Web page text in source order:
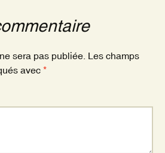
sera pas publiée. Les champs
avec *